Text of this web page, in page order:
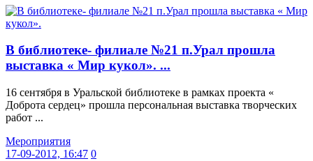
В библиотеке- филиале №21 п.Урал прошла
выставка « Мир кукол». ...
16 сентября в Уральской библиотеке в рамках проекта «
Доброта сердец» прошла персональная выставка творческих
работ ...
Мероприятия
17-09-2012, 16:47 0